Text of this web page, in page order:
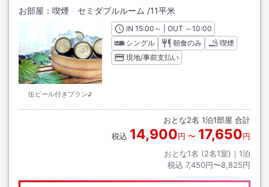
お部屋： 喫煙 セミダブルルーム /11平米
缶ビール付きプラン♪
INチェックイン
15:00 ～ | OUT チェックアウト
～10:00
シングル
朝食のみ
喫煙
現地/事前支払い
おとな2名 1泊1部屋 合計
税込 14,900円 〜 17,650円
おとな1名 (2名1室)｜ 1泊
税込 7,450円〜8,825円